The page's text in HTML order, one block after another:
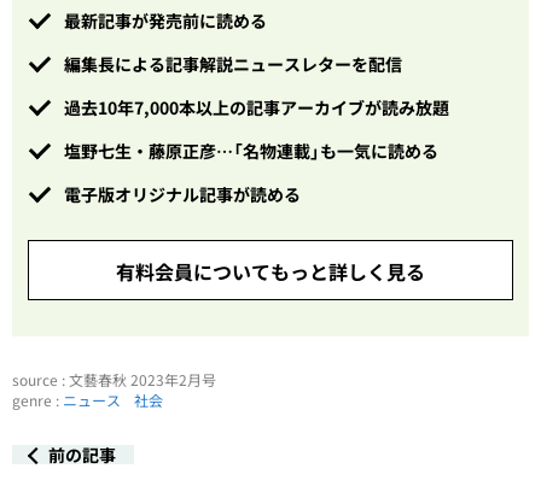
最新記事が発売前に読める
編集長による記事解説ニュースレターを配信
過去10年7,000本以上の記事アーカイブが読み放題
塩野七生・藤原正彦…「名物連載」も一気に読める
電子版オリジナル記事が読める
有料会員についてもっと詳しく見る
source : 文藝春秋 2023年2月号
genre : ニュース 社会
前の記事